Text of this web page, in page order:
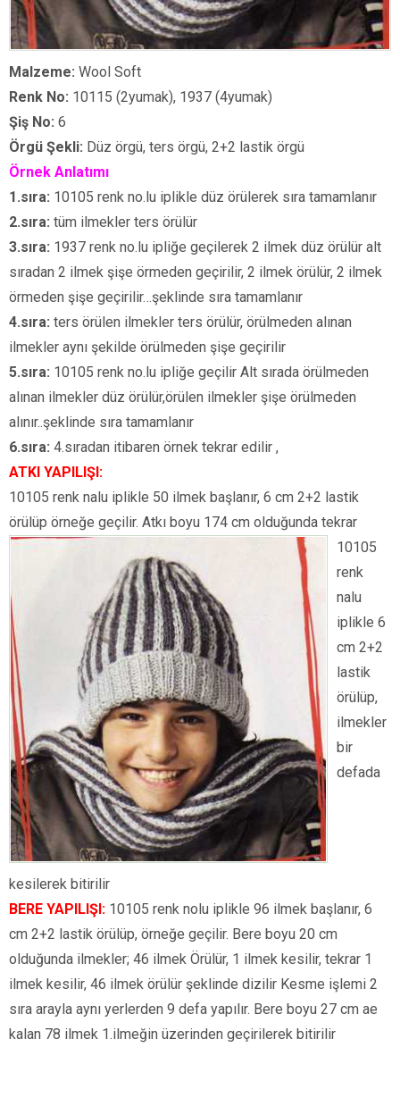
Malzeme: Wool Soft
Renk No: 10115 (2yumak), 1937 (4yumak)
Şiş No: 6
Örgü Şekli: Düz örgü, ters örgü, 2+2 lastik örgü
Örnek Anlatımı
1.sıra: 10105 renk no.lu iplikle düz örülerek sıra tamamlanır
2.sıra: tüm ilmekler ters örülür
3.sıra: 1937 renk no.lu ipliğe geçilerek 2 ilmek düz örülür alt
sıradan 2 ilmek şişe örmeden geçirilir, 2 ilmek örülür, 2 ilmek
örmeden şişe geçirilir…şeklinde sıra tamamlanır
4.sıra: ters örülen ilmekler ters örülür, örülmeden alınan
ilmekler aynı şekilde örülmeden şişe geçirilir
5.sıra: 10105 renk no.lu ipliğe geçilir Alt sırada örülmeden
alınan ilmekler düz örülür,örülen ilmekler şişe örülmeden
alınır..şeklinde sıra tamamlanır
6.sıra: 4.sıradan itibaren örnek tekrar edilir ,
ATKI YAPILIŞI:
10105 renk nalu iplikle 50 ilmek başlanır, 6 cm 2+2 lastik
örülüp örneğe geçilir. Atkı boyu 174 cm olduğunda tekrar
10105
renk
nalu
iplikle 6
cm 2+2
lastik
örülüp,
ilmekler
bir
defada
kesilerek bitirilir
BERE YAPILIŞI: 10105 renk nolu iplikle 96 ilmek başlanır, 6
cm 2+2 lastik örülüp, örneğe geçilir. Bere boyu 20 cm
olduğunda ilmekler; 46 ilmek Örülür, 1 ilmek kesilir, tekrar 1
ilmek kesilir, 46 ilmek örülür şeklinde dizilir Kesme işlemi 2
sıra arayla aynı yerlerden 9 defa yapılır. Bere boyu 27 cm ae
kalan 78 ilmek 1.ilmeğin üzerinden geçirilerek bitirilir